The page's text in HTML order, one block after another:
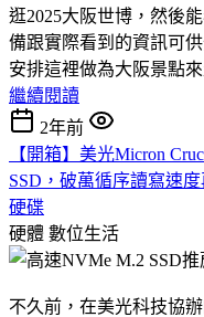
逛2025大阪世博，然後
備跟實際看到的資訊可
安排這裡做為大阪景點
繼續閱讀
2年前
【開箱】美光Micron
SSD，破萬循序讀寫速
硬碟
硬體 數位生活
不久前，在美光科技協